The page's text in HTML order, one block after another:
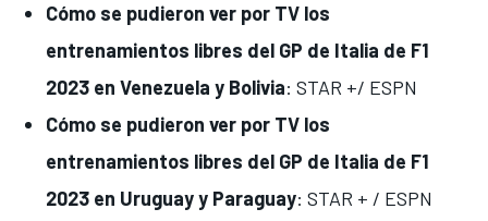
Cómo se pudieron ver por TV los
entrenamientos libres del GP de Italia de F1
2023 en Venezuela y Bolivia: STAR +/ ESPN
Cómo se pudieron ver por TV los
entrenamientos libres del GP de Italia de F1
2023 en Uruguay y Paraguay: STAR + / ESPN